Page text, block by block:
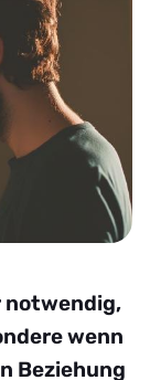
notwendig,
wenn
Beziehung